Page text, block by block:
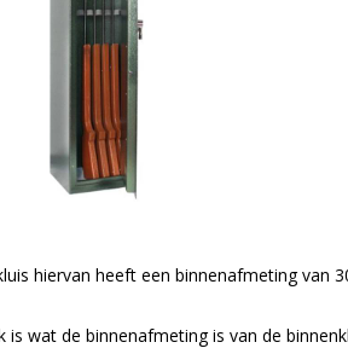
hiervan heeft een binnenafmeting van
is wat de binnenafmeting is van de